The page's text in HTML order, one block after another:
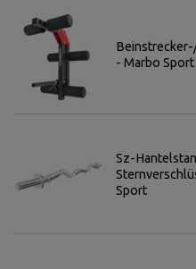
- Marbo Sport
Sz-
Sport